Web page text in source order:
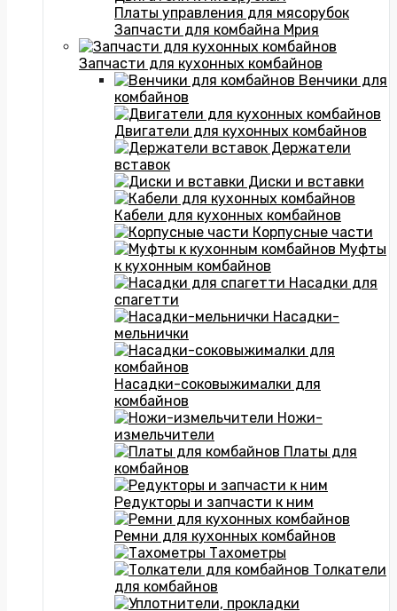
Платы управления для мясорубок
Запчасти для комбайна Мрия
Запчасти для кухонных комбайнов
Венчики для
комбайнов
Двигатели для кухонных комбайнов
Держатели
вставок
Диски и вставки
Кабели для кухонных комбайнов
Корпусные части
Муфты
к кухонным комбайнов
Насадки для
спагетти
Насадки-
мельнички
Насадки-соковыжималки для
комбайнов
Ножи-
измельчители
Платы для
комбайнов
Редукторы и запчасти к ним
Ремни для кухонных комбайнов
Тахометры
Толкатели
для комбайнов